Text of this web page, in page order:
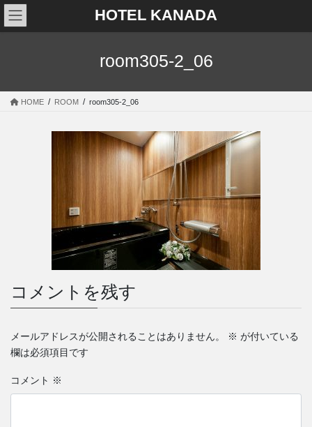
コ
ン
テ
ス
ナ
ビ
ゲ
ン
HOTEL KANADA
room305-2_06
HOME ROOM room305-2_06
コメントを残す
メールアドレスが公開されることはありません。 ※ が付いている
欄は必須項目です
コメント ※